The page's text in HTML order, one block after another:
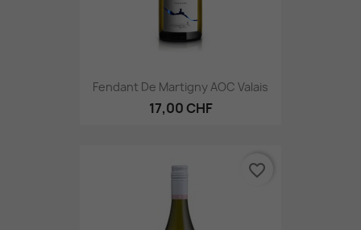
Fendant De Martigny AOC Valais
17,00 CHF
favorite_border